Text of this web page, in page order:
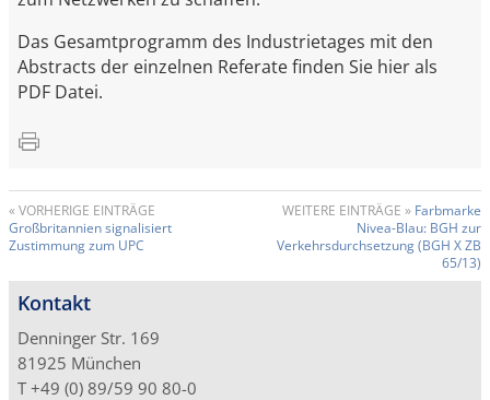
Das Gesamtprogramm des Industrietages mit den
Abstracts der einzelnen Referate finden Sie hier als
PDF Datei.
« VORHERIGE EINTRÄGE
Großbritannien signalisiert
Zustimmung zum UPC
WEITERE EINTRÄGE » Farbmarke
Nivea-Blau: BGH zur
Verkehrsdurchsetzung (BGH X ZB
65/13)
Kontakt
Denninger Str. 169
81925 München
T +49 (0) 89/59 90 80-0